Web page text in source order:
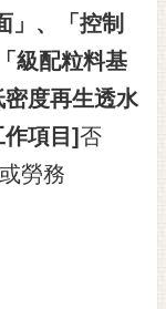
」、「控制
級配粒料基
度再生透水
項目]否
勞務